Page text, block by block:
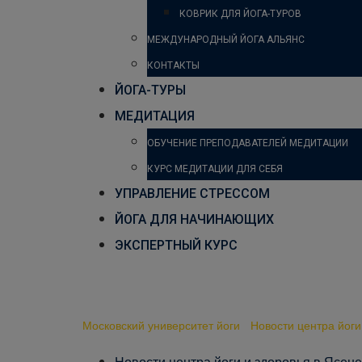
КОВРИК ДЛЯ ЙОГА-ТУРОВ
МЕЖДУНАРОДНЫЙ ЙОГА АЛЬЯНС
КОНТАКТЫ
ЙОГА-ТУРЫ
МЕДИТАЦИЯ
ОБУЧЕНИЕ ПРЕПОДАВАТЕЛЕЙ МЕДИТАЦИИ
КУРС МЕДИТАЦИИ ДЛЯ СЕБЯ
УПРАВЛЕНИЕ СТРЕССОМ
ЙОГА ДЛЯ НАЧИНАЮЩИХ
ЭКСПЕРТНЫЙ КУРС
Московский университет йоги Новости центра